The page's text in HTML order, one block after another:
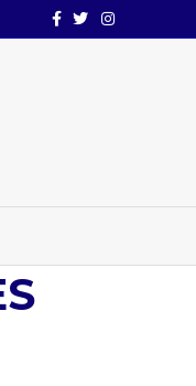
Facebook
TwitterInstagram